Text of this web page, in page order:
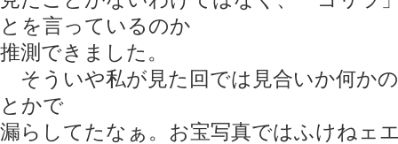
とを言っているのか
推測できました。
そういや私が見た回では見合いか何か
とかで
漏らしてたなぁ。お宝写真ではふけねェ